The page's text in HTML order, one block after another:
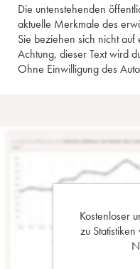
Die untenstehenden
aktuelle Merkmale des
Sie beziehen sich nicht
Achtung, dieser Text wird
Ohne Einwilligung des
Kostenloser
zu